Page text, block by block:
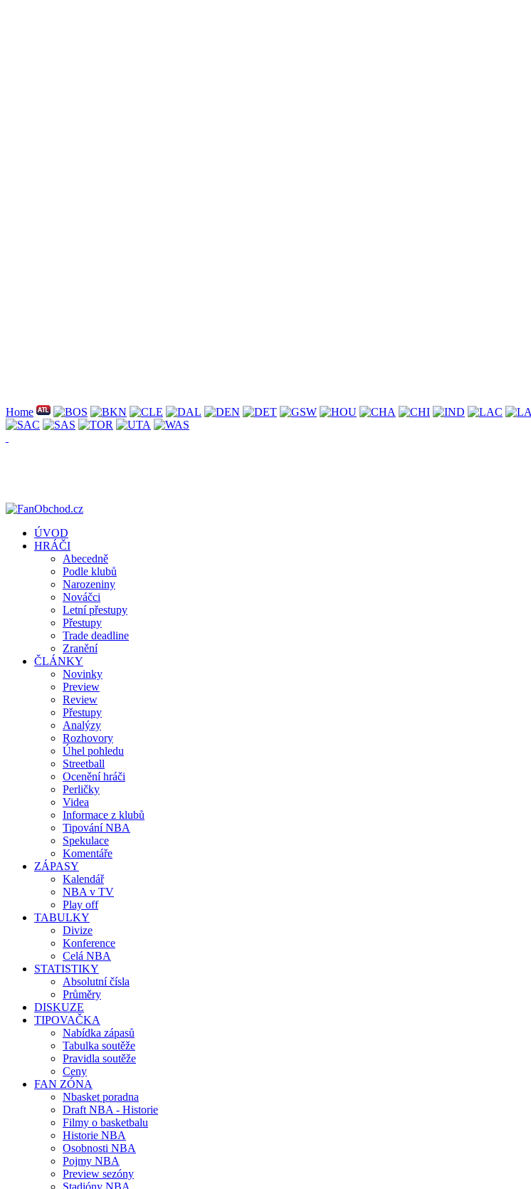
Home
ÚVOD
HRÁČI
Abecedně
Podle klubů
Narozeniny
Nováčci
Letní přestupy
Přestupy
Trade deadline
Zranění
ČLÁNKY
Novinky
Preview
Review
Přestupy
Analýzy
Rozhovory
Úhel pohledu
Streetball
Ocenění hráči
Perličky
Videa
Informace z klubů
Tipování NBA
Spekulace
Komentáře
ZÁPASY
Kalendář
NBA v TV
Play off
TABULKY
Divize
Konference
Celá NBA
STATISTIKY
Absolutní čísla
Průměry
DISKUZE
TIPOVAČKA
Nabídka zápasů
Tabulka soutěže
Pravidla soutěže
Ceny
FAN ZÓNA
Nbasket poradna
Draft NBA - Historie
Filmy o basketbalu
Historie NBA
Osobnosti NBA
Pojmy NBA
Preview sezóny
Stadióny NBA